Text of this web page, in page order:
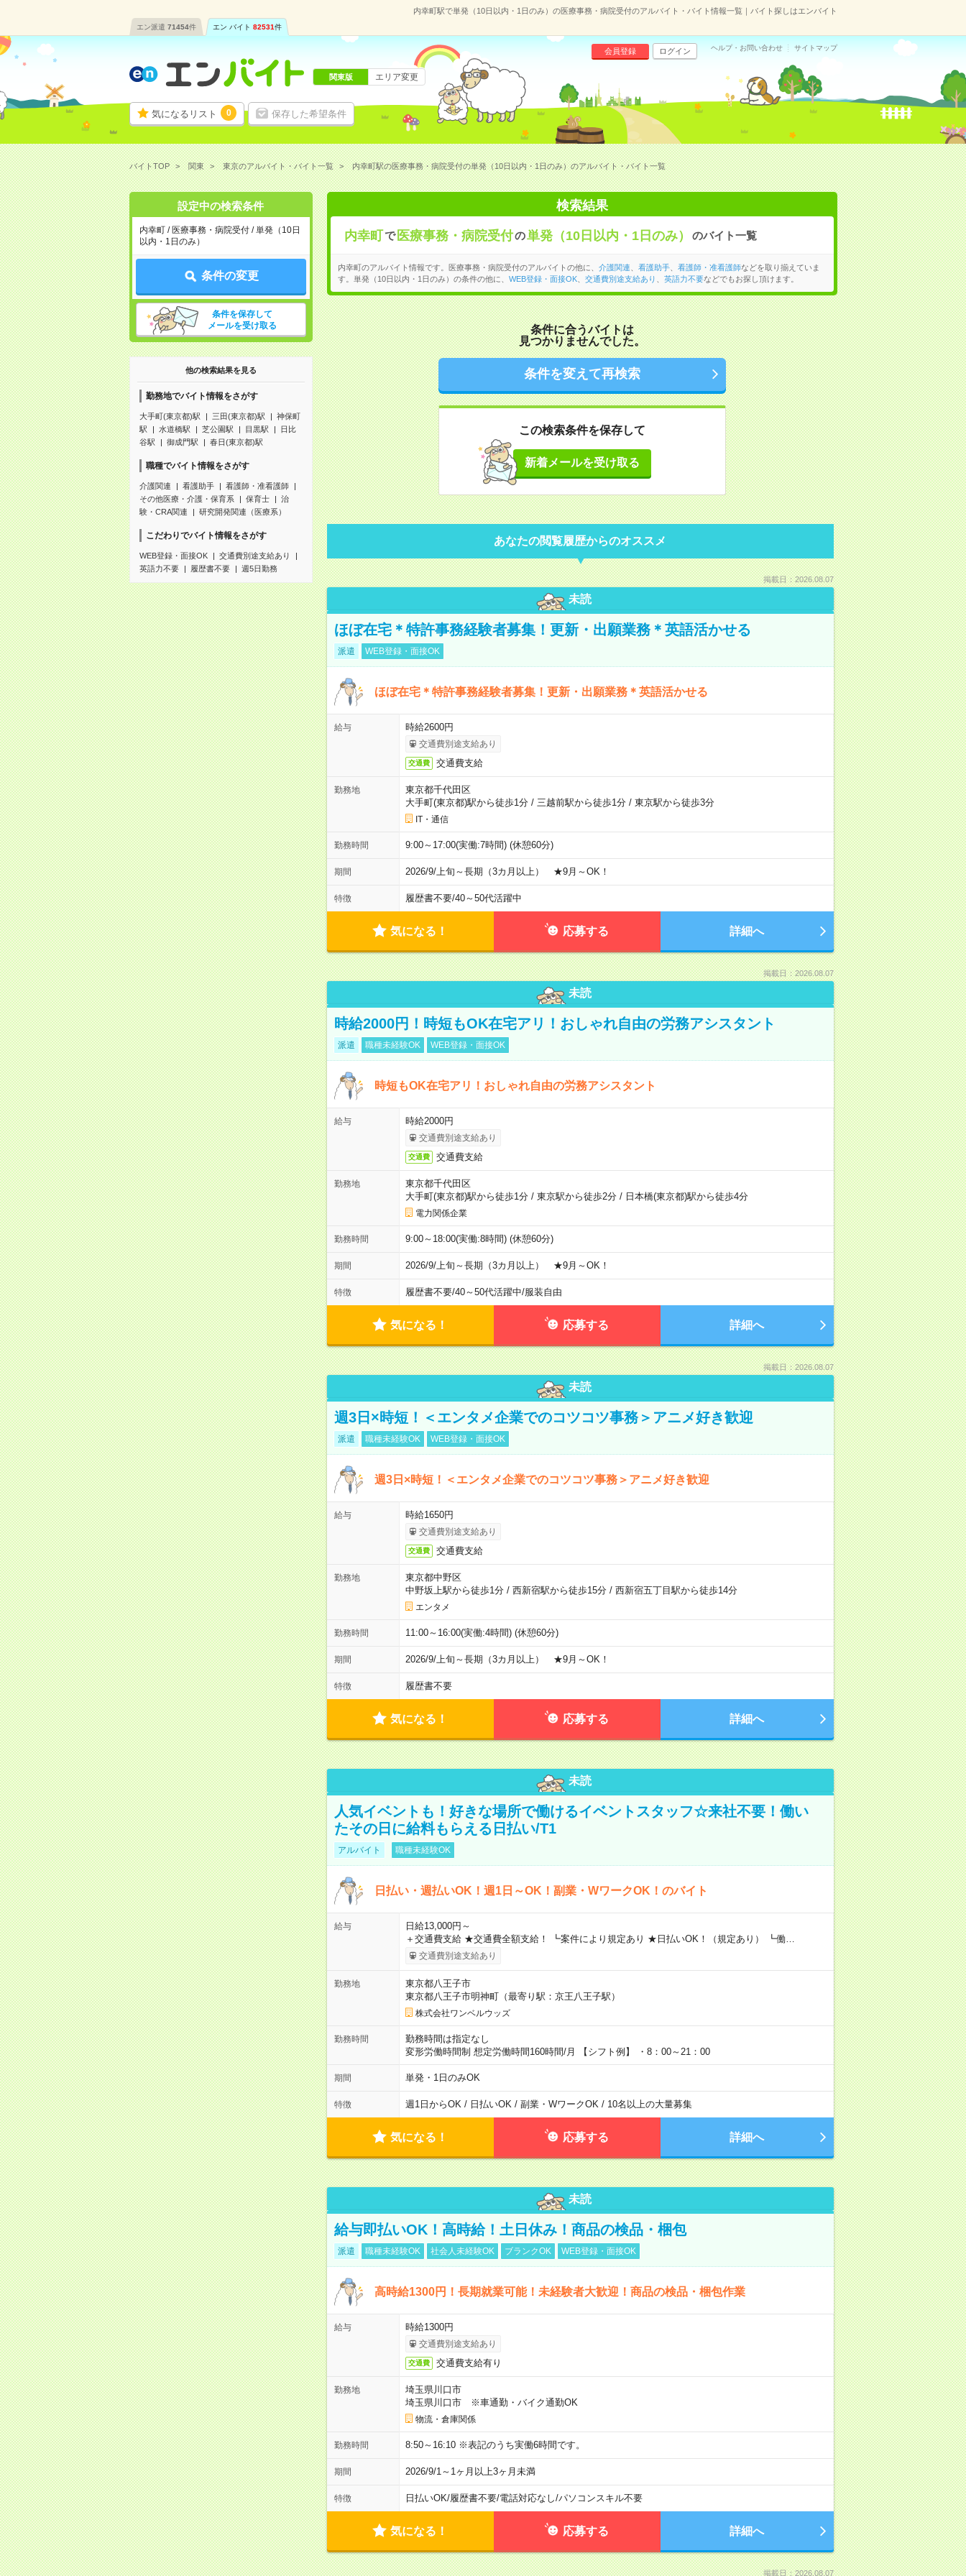
内幸町駅で単発（10日以内・1日のみ）の医療事務・病院受付のアルバイト・バイト情報一覧｜バイト探しはエンバイト
エン派遣 71454件 エン バイト 82531件
気になるリスト 0 保存した希望条件
会員登録 ログイン ヘルプ・お問い合わせ サイトマップ
関東版 エリア変更
バイトTOP 関東 東京のアルバイト・バイト一覧 内幸町駅の医療事務・病院受付の単発（10日以内・1日のみ）のアルバイト・バイト一覧
設定中の検索条件
内幸町 / 医療事務・病院受付 / 単発（10日
以内・1日のみ）
条件の変更
条件を保存して
メールを受け取る
他の検索結果を見る
勤務地でバイト情報をさがす
大手町(東京都)駅 三田(東京都)駅
神保町
駅
水道橋駅 芝公園駅 目黒駅
日比
谷駅
御成門駅 春日(東京都)駅
職種でバイト情報をさがす
介護関連 看護助手
看護師・准看護師
その他医療・介護・保育系
保育士
治
験・CRA関連
研究開発関連（医療系）
こだわりでバイト情報をさがす
WEB登録・面接OK
交通費別途支給あり
英語力不要
履歴書不要 週5日勤務
検索結果
内幸町で 医療事務・病院受付の単発（10日以内・1日のみ） のバイト一覧
内幸町のアルバイト情報です。医療事務・病院受付のアルバイトの他に、 介護関連 看護助手、 看護師・准看護師などを取り揃えていま
す。単発（10日以内・1日のみ）の条件の他に、 WEB登録・面接OK、 交通費別途支給あり 英語力不要などでもお探し頂けます。
条件に合うバイトは
見つかりませんでした。
条件を変えて再検索
この検索条件を保存して
新着メールを受け取る
あなたの閲覧履歴からのオススメ
掲載日：2026.08.07
未読
ほぼ在宅＊特許事務経験者募集！更新・出願業務＊英語活かせる
派遣 WEB登録・面接OK
ほぼ在宅＊特許事務経験者募集！更新・出願業務＊英語活かせる
給与 時給2600円
交通費別途支給あり
交通費 交通費支給
勤務地
東京都千代田区
大手町(東京都)駅から徒歩1分/ 三越前駅から徒歩1分/ 東京駅から徒歩3分
IT・通信
勤務時間 9:00～17:00(実働:7時間) (休憩60分)
期間 2026/9/上旬～長期（3カ月以上） ★9月～OK！
特徴 履歴書不要/40～50代活躍中
気になる！ 応募する 詳細へ
掲載日：2026.08.07
未読
時給2000円！時短もOK在宅アリ！おしゃれ自由の労務アシスタント
派遣 職種未経験OK WEB登録・面接OK
時短もOK在宅アリ！おしゃれ自由の労務アシスタント
給与 時給2000円
交通費別途支給あり
交通費 交通費支給
勤務地
東京都千代田区
大手町(東京都)駅から徒歩1分/ 東京駅から徒歩2分/ 日本橋(東京都)駅から徒歩4分
電力関係企業
勤務時間 9:00～18:00(実働:8時間) (休憩60分)
期間 2026/9/上旬～長期（3カ月以上） ★9月～OK！
特徴 履歴書不要/40～50代活躍中/服装自由
気になる！ 応募する 詳細へ
掲載日：2026.08.07
未読
週3日×時短！＜エンタメ企業でのコツコツ事務＞アニメ好き歓迎
派遣 職種未経験OK WEB登録・面接OK
週3日×時短！＜エンタメ企業でのコツコツ事務＞アニメ好き歓迎
給与 時給1650円
交通費別途支給あり
交通費 交通費支給
勤務地
東京都中野区
中野坂上駅から徒歩1分/ 西新宿駅から徒歩15分/ 西新宿五丁目駅から徒歩14分
エンタメ
勤務時間 11:00～16:00(実働:4時間) (休憩60分)
期間 2026/9/上旬～長期（3カ月以上） ★9月～OK！
特徴 履歴書不要
気になる！ 応募する 詳細へ
未読
人気イベントも！好きな場所で働けるイベントスタッフ☆来社不要！働い
たその日に給料もらえる日払い/T1
アルバイト 職種未経験OK
日払い・週払いOK！週1日～OK！副業・WワークOK！のバイト
給与
日給13,000円～
＋交通費支給 ★交通費全額支給！ ┗案件により規定あり ★日払いOK！（規定あり） ┗働…
交通費別途支給あり
勤務地
東京都八王子市
東京都八王子市明神町（最寄り駅：京王八王子駅）
株式会社ワンベルウッズ
勤務時間
勤務時間は指定なし
変形労働時間制 想定労働時間160時間/月 【シフト例】 ・8：00～21：00
期間 単発・1日のみOK
特徴 週1日からOK / 日払いOK / 副業・WワークOK / 10名以上の大量募集
気になる！ 応募する 詳細へ
未読
給与即払いOK！高時給！土日休み！商品の検品・梱包
派遣 職種未経験OK 社会人未経験OK ブランクOK WEB登録・面接OK
高時給1300円！長期就業可能！未経験者大歓迎！商品の検品・梱包作業
給与 時給1300円
交通費別途支給あり
交通費 交通費支給有り
勤務地
埼玉県川口市
埼玉県川口市 ※車通勤・バイク通勤OK
物流・倉庫関係
勤務時間 8:50～16:10 ※表記のうち実働6時間です。
期間 2026/9/1～1ヶ月以上3ヶ月未満
特徴 日払いOK/履歴書不要/電話対応なし/パソコンスキル不要
気になる！ 応募する 詳細へ
掲載日：2026.08.07